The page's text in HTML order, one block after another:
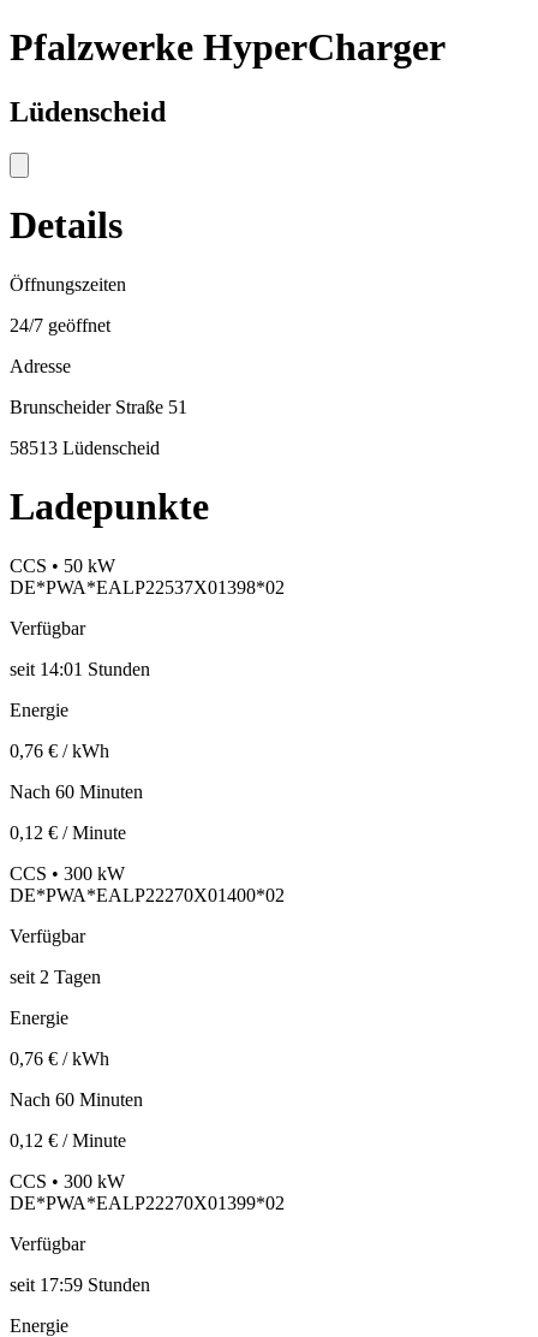
Pfalzwerke HyperCharger
Lüdenscheid
Details
Öffnungszeiten
24/7 geöffnet
Adresse
Brunscheider Straße 51
58513 Lüdenscheid
Ladepunkte
CCS • 50 kW
DE*PWA*EALP22537X01398*02
Verfügbar
seit 14:01 Stunden
Energie
0,76 € / kWh
Nach 60 Minuten
0,12 € / Minute
CCS • 300 kW
DE*PWA*EALP22270X01400*02
Verfügbar
seit 2 Tagen
Energie
0,76 € / kWh
Nach 60 Minuten
0,12 € / Minute
CCS • 300 kW
DE*PWA*EALP22270X01399*02
Verfügbar
seit 17:59 Stunden
Energie